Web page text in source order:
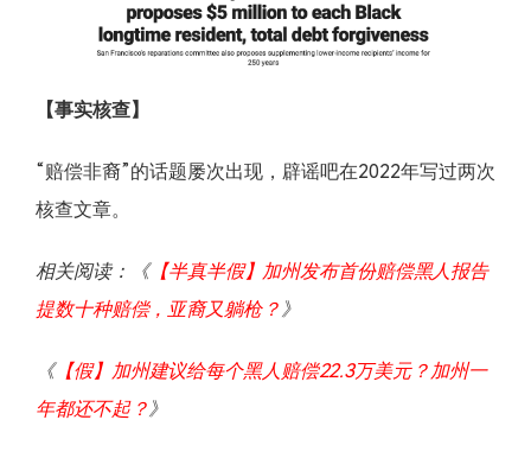
【事实核查】
“赔偿非裔”的话题屡次出现，辟谣吧在2022年写过两次
核查文章。
相关阅读：《【半真半假】加州发布首份赔偿黑人报告
提数十种赔偿，亚裔又躺枪？》
《【假】加州建议给每个黑人赔偿22.3万美元？加州一
年都还不起？》